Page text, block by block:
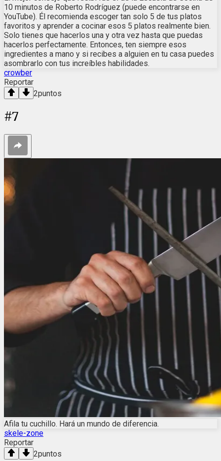
10 minutos de Roberto Rodríguez (puede encontrarse en
YouTube). Él recomienda escoger tan solo 5 de tus platos
favoritos y aprender a cocinar esos 5 platos realmente bien.
Solo tienes que hacerlos una y otra vez hasta que puedas
hacerlos perfectamente. Entonces, ten siempre esos
ingredientes a mano y si recibes a alguien en tu casa puedes
asombrarlo con tus increíbles habilidades.
crowber
Reportar
2puntos
#7
Afila tu cuchillo. Hará un mundo de diferencia.
skele-zone
Reportar
2puntos